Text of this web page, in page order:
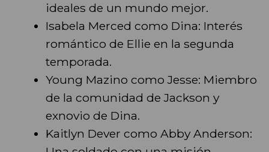
ideales de un mundo mejor.
Isabela Merced como Dina: Interés
romántico de Ellie en la segunda
temporada.
Young Mazino como Jesse: Miembro
de la comunidad de Jackson y
exnovio de Dina.
Kaitlyn Dever como Abby Anderson: